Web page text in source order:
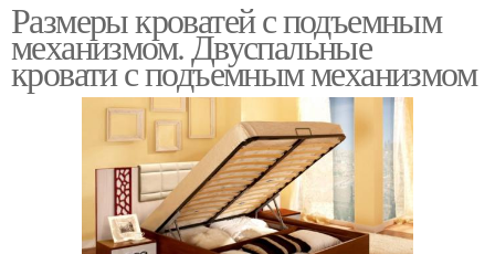
Размеры кроватей с подъемным
механизмом. Двуспальные
кровати с подъемным механизмом